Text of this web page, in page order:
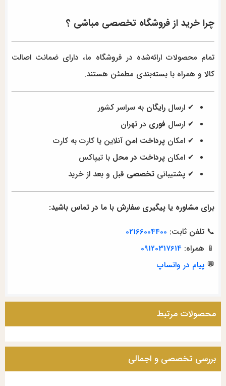
چرا خرید از فروشگاه تخصصی مباشی ؟
تمام محصولات ارائه‌شده در فروشگاه ما، دارای ضمانت اصالت
کالا و همراه با بسته‌بندی مطمئن هستند.
✔ ارسالرایگان به سراسر کشور
✔ ارسال فوری در تهران
✔ امکانپرداخت امن آنلاین یا کارت به کارت
✔ امکانپرداخت در محل با تیپاکس
✔ پشتیبانیتخصصی قبل و بعد از خرید
برای مشاوره یا پیگیری سفارش با ما در تماس باشید:
📞 تلفن ثابت: 02166004400
📱 همراه:09120317614
💬پیام در واتساپ
محصولات مرتبط
بررسی تخصصی و اجمالی